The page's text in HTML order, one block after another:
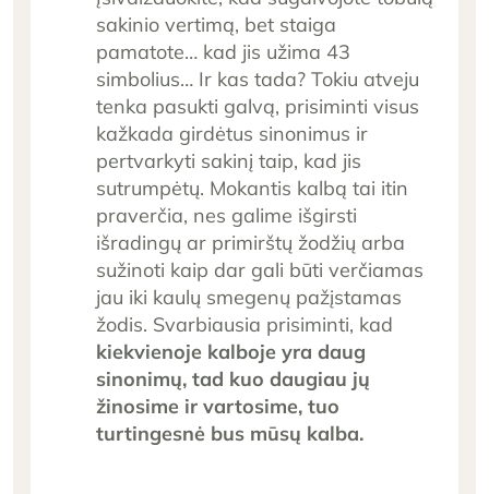
sakinio vertimą, bet staiga
pamatote… kad jis užima 43
simbolius… Ir kas tada? Tokiu atveju
tenka pasukti galvą, prisiminti visus
kažkada girdėtus sinonimus ir
pertvarkyti sakinį taip, kad jis
sutrumpėtų. Mokantis kalbą tai itin
praverčia, nes galime išgirsti
išradingų ar primirštų žodžių arba
sužinoti kaip dar gali būti verčiamas
jau iki kaulų smegenų pažįstamas
žodis. Svarbiausia prisiminti, kad
kiekvienoje kalboje yra daug
sinonimų, tad kuo daugiau jų
žinosime ir vartosime, tuo
turtingesnė bus mūsų kalba.